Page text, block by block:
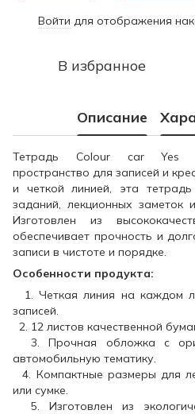
Войти для отображения
В избранное
Описание
Тетрадь Colour car Yes
пространство для записей и
и четкой линией, эта
заданий, лекционных заметок
Изготовлен из
обеспечивает прочность и
записи в чистоте и порядке.
Особенности продукта:
1. Четкая линия на каждом
записей.
2. 12 листов качественной
3. Прочная обложка с
автомобильную тематику.
4. Компактные размеры для
или сумке.
5. Изготовлен из